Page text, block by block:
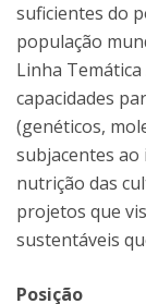
suficientes do
população
Linha
capacidades
(genéticos,
subjacentes ao
nutrição das
projetos que
sustentáveis
Posição